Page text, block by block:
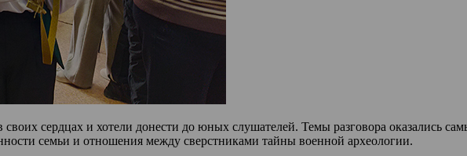
сердцах и хотели донести до юных слушателей. Темы разговора оказались
семьи и отношения между сверстниками тайны военной археологии.